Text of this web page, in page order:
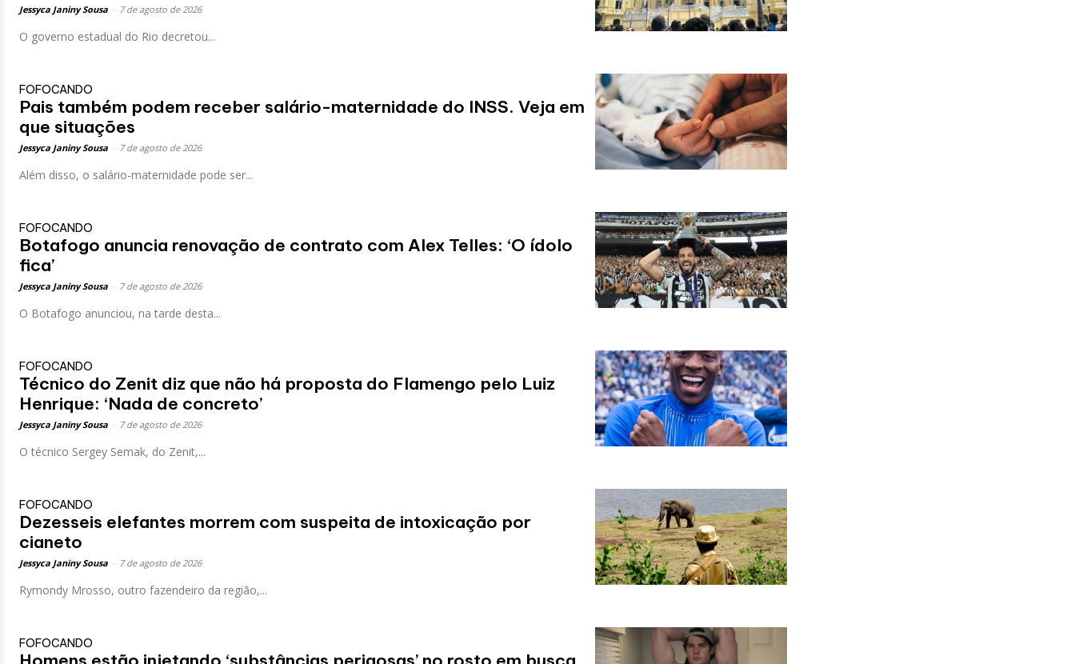
Jessyca Janiny Sousa 7 de agosto de 2026
O governo estadual do Rio decretou...
FOFOCANDO
Pais também podem receber salário-maternidade do INSS. Veja em
que situações
Jessyca Janiny Sousa 7 de agosto de 2026
Além disso, o salário-maternidade pode ser...
FOFOCANDO
Botafogo anuncia renovação de contrato com Alex Telles: ‘O ídolo
fica’
Jessyca Janiny Sousa 7 de agosto de 2026
O Botafogo anunciou, na tarde desta...
FOFOCANDO
Técnico do Zenit diz que não há proposta do Flamengo pelo Luiz
Henrique: ‘Nada de concreto’
Jessyca Janiny Sousa 7 de agosto de 2026
O técnico Sergey Semak, do Zenit,...
FOFOCANDO
Dezesseis elefantes morrem com suspeita de intoxicação por
cianeto
Jessyca Janiny Sousa 7 de agosto de 2026
Rymondy Mrosso, outro fazendeiro da região,...
FOFOCANDO